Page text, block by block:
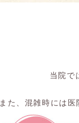
当院で
また、混雑時には